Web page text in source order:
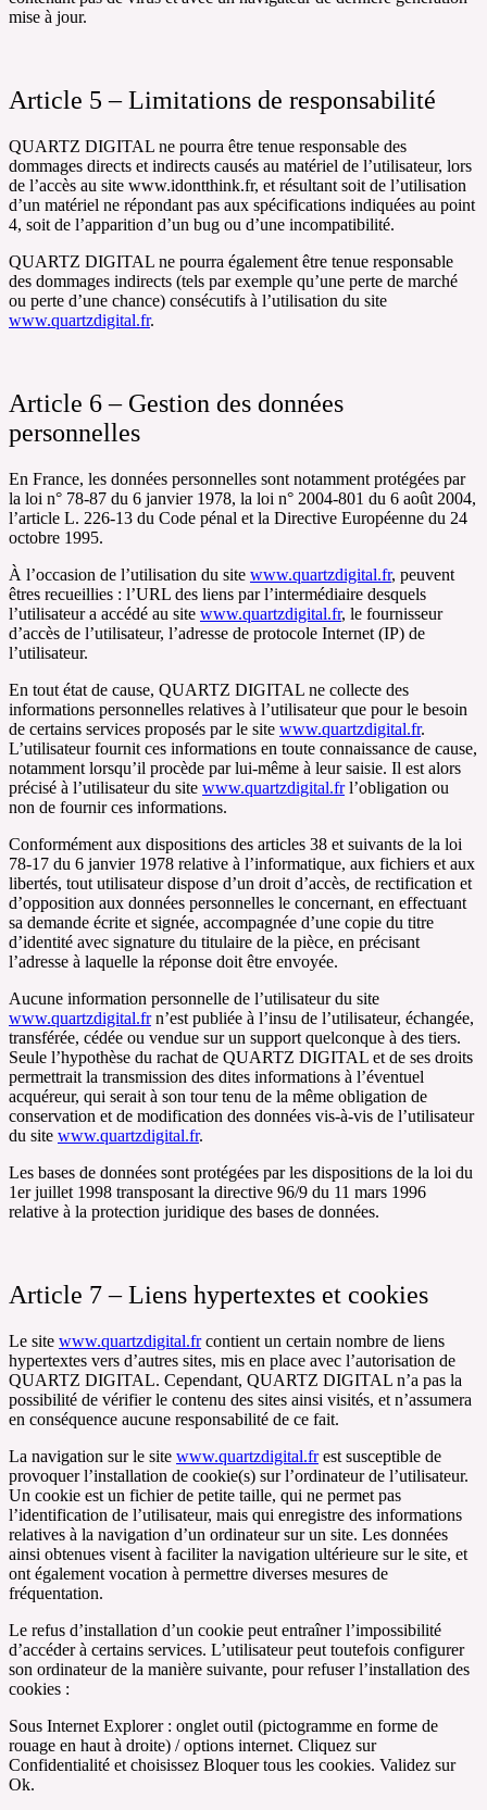
mise à jour.
Article 5 – Limitations de responsabilité
QUARTZ DIGITAL ne pourra être tenue responsable des
dommages directs et indirects causés au matériel de l’utilisateur, lors
de l’accès au site www.idontthink.fr, et résultant soit de l’utilisation
d’un matériel ne répondant pas aux spécifications indiquées au point
4, soit de l’apparition d’un bug ou d’une incompatibilité.
QUARTZ DIGITAL ne pourra également être tenue responsable
des dommages indirects (tels par exemple qu’une perte de marché
ou perte d’une chance) consécutifs à l’utilisation du site
www.quartzdigital.fr.
Article 6 – Gestion des données
personnelles
En France, les données personnelles sont notamment protégées par
la loi n° 78-87 du 6 janvier 1978, la loi n° 2004-801 du 6 août 2004,
l’article L. 226-13 du Code pénal et la Directive Européenne du 24
octobre 1995.
À l’occasion de l’utilisation du site www.quartzdigital.fr, peuvent
êtres recueillies : l’URL des liens par l’intermédiaire desquels
l’utilisateur a accédé au site www.quartzdigital.fr, le fournisseur
d’accès de l’utilisateur, l’adresse de protocole Internet (IP) de
l’utilisateur.
En tout état de cause, QUARTZ DIGITAL ne collecte des
informations personnelles relatives à l’utilisateur que pour le besoin
de certains services proposés par le site www.quartzdigital.fr.
L’utilisateur fournit ces informations en toute connaissance de cause,
notamment lorsqu’il procède par lui-même à leur saisie. Il est alors
précisé à l’utilisateur du site www.quartzdigital.frl’obligation ou
non de fournir ces informations.
Conformément aux dispositions des articles 38 et suivants de la loi
78-17 du 6 janvier 1978 relative à l’informatique, aux fichiers et aux
libertés, tout utilisateur dispose d’un droit d’accès, de rectification et
d’opposition aux données personnelles le concernant, en effectuant
sa demande écrite et signée, accompagnée d’une copie du titre
d’identité avec signature du titulaire de la pièce, en précisant
l’adresse à laquelle la réponse doit être envoyée.
Aucune information personnelle de l’utilisateur du site
www.quartzdigital.frn’est publiée à l’insu de l’utilisateur, échangée,
transférée, cédée ou vendue sur un support quelconque à des tiers.
Seule l’hypothèse du rachat de QUARTZ DIGITAL et de ses droits
permettrait la transmission des dites informations à l’éventuel
acquéreur, qui serait à son tour tenu de la même obligation de
conservation et de modification des données vis-à-vis de l’utilisateur
du site www.quartzdigital.fr.
Les bases de données sont protégées par les dispositions de la loi du
1er juillet 1998 transposant la directive 96/9 du 11 mars 1996
relative à la protection juridique des bases de données.
Article 7 – Liens hypertextes et cookies
Le site www.quartzdigital.frcontient un certain nombre de liens
hypertextes vers d’autres sites, mis en place avec l’autorisation de
QUARTZ DIGITAL. Cependant, QUARTZ DIGITAL n’a pas la
possibilité de vérifier le contenu des sites ainsi visités, et n’assumera
en conséquence aucune responsabilité de ce fait.
La navigation sur le site www.quartzdigital.frest susceptible de
provoquer l’installation de cookie(s) sur l’ordinateur de l’utilisateur.
Un cookie est un fichier de petite taille, qui ne permet pas
l’identification de l’utilisateur, mais qui enregistre des informations
relatives à la navigation d’un ordinateur sur un site. Les données
ainsi obtenues visent à faciliter la navigation ultérieure sur le site, et
ont également vocation à permettre diverses mesures de
fréquentation.
Le refus d’installation d’un cookie peut entraîner l’impossibilité
d’accéder à certains services. L’utilisateur peut toutefois configurer
son ordinateur de la manière suivante, pour refuser l’installation des
cookies :
Sous Internet Explorer : onglet outil (pictogramme en forme de
rouage en haut à droite) / options internet. Cliquez sur
Confidentialité et choisissez Bloquer tous les cookies. Validez sur
Ok.